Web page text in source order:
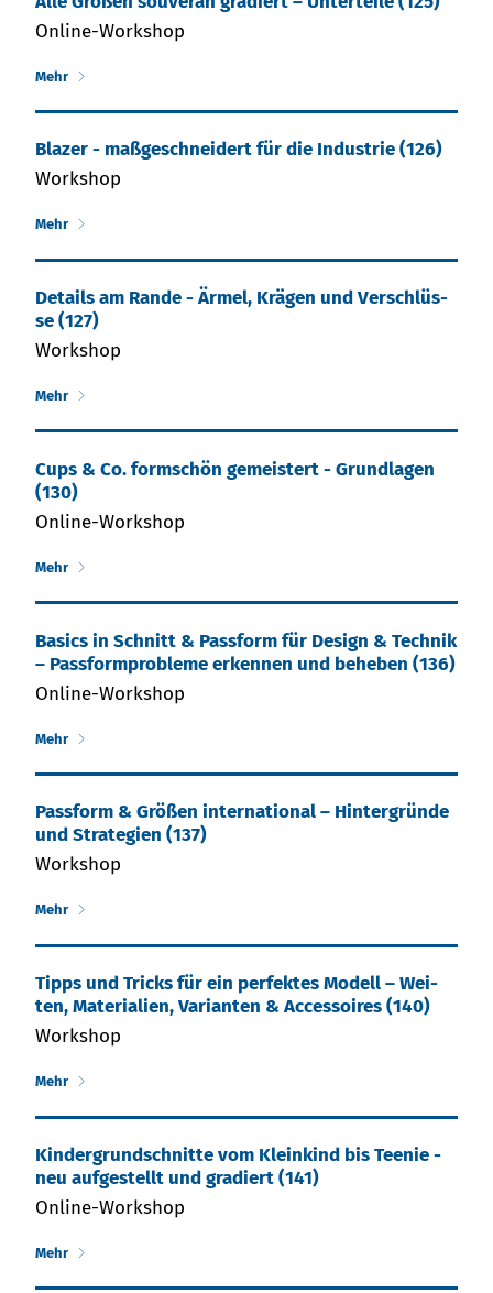
Online-Workshop
Mehr
Blazer - maßgeschneidert für die Industrie (126)
Workshop
Mehr
De­tails am Ran­de - Är­mel, Krä­gen und Ver­schlüs­
se (127)
Workshop
Mehr
Cups & Co. formschön gemeistert - Grundlagen
(130)
Online-Workshop
Mehr
Ba­sics in Schnitt & Pass­form für De­sign & Tech­nik
– Pass­form­pro­ble­me er­ken­nen und be­he­ben (136)
Online-Workshop
Mehr
Passform & Größen international – Hintergründe
und Strategien (137)
Workshop
Mehr
Tipps und Tricks für ein per­fek­tes Mo­dell – Wei­
ten, Ma­te­rial­ien, Va­rian­ten & Ac­ces­soires (140)
Workshop
Mehr
Kin­der­grund­schnit­te vom Klein­kind bis Tee­nie -
neu auf­ge­stellt und gra­diert (141)
Online-Workshop
Mehr